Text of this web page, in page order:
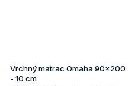
Vrchný matrac Omaha 90x200
- 10 cm